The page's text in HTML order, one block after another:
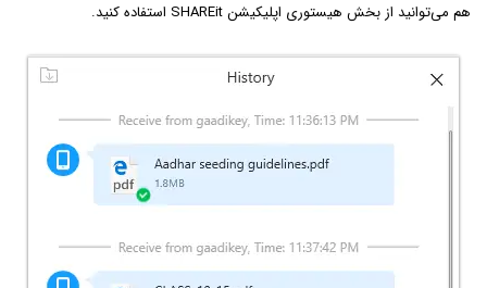
هم می‌توانید از بخش هیستوری اپلیکیشن SHAREit استفاده کنید.